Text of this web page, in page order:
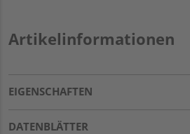
Artikelinformationen
EIGENSCHAFTEN
DATENBLÄTTER